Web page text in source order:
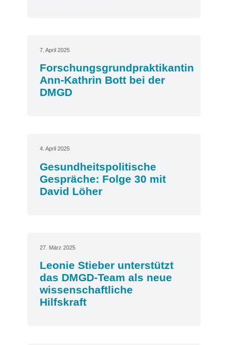
7. April 2025
Forschungsgrundpraktikantin
Ann-Kathrin Bott bei der
DMGD
4. April 2025
Gesundheitspolitische
Gespräche: Folge 30 mit
David Löher
27. März 2025
Leonie Stieber unterstützt
das DMGD-Team als neue
wissenschaftliche
Hilfskraft